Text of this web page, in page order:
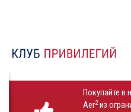
Покупайте в
Aer2из